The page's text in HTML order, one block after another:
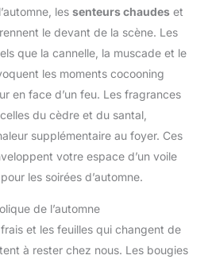
les senteurs chaudes et
le devant de la scène. Les
que la cannelle, la muscade et le
les moments cocooning
en face d’un feu. Les fragrances
du cèdre et du santal,
supplémentaire au foyer. Ces
votre espace d’un voile
les soirées d’automne.
de l’automne
frais et les feuilles qui changent de
à rester chez nous. Les bougies